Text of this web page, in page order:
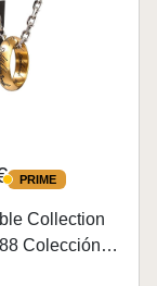
PRIME
PRIME
Collection
Colección